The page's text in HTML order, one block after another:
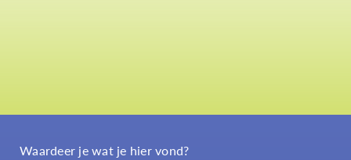
Waardeer je wat je hier vond?